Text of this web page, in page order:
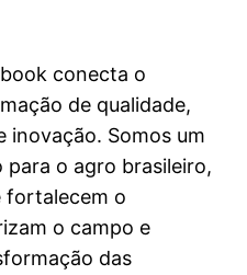
conecta o
de qualidade,
inovação. Somos um
o agro brasileiro,
fortalecem o
o campo e
das